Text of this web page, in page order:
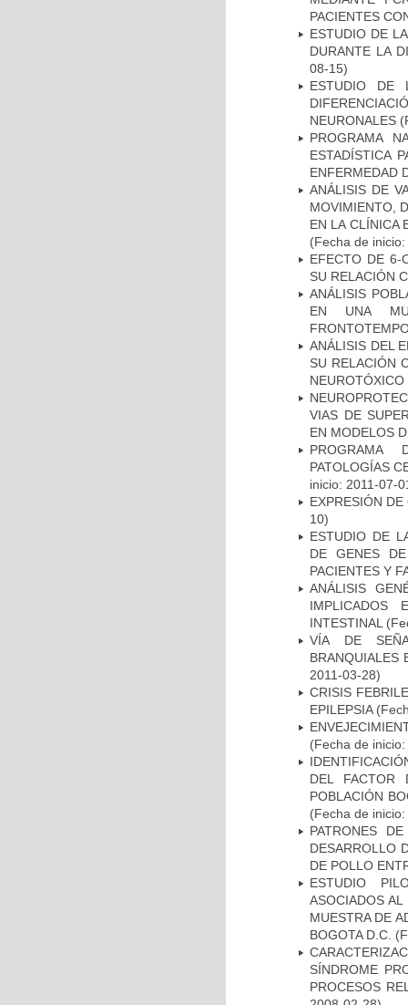
PACIENTES
ESTUDIO DE
DURANTE LA
08-15)
ESTUDIO DE
NEURONALES
PROGRAMA
ESTADÍSTICA
ENFERMEDAD
ANÁLISIS DE
MOVIMIENTO,
EN LA CLÍNICA
(Fecha de
EFECTO DE 6-
SU RELACIÓN
ANÁLISIS
EN UNA
ANÁLISIS DEL
SU RELACIÓN
NEUROTÓXICO
VIAS DE
EN MODELOS
PROGRAMA
PATOLOGÍAS
inicio: 2011-07-
EXPRESIÓN
10)
ESTUDIO DE
DE GENES
PACIENTES Y
ANÁLISIS
IMPLICADOS
INTESTINAL
VÍA DE
BRANQUIALES
2011-03-28)
CRISIS
EPILEPSIA
(Fecha de
DEL FACTOR
POBLACIÓN
(Fecha de
PATRONES
DESARROLLO
DE POLLO
ESTUDIO
ASOCIADOS
MUESTRA DE
BOGOTA D.C.
SÍNDROME
PROCESOS